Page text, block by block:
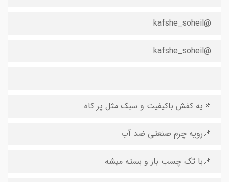
@kafshe_soheil
@kafshe_soheil ‌
📌یه کفش باکیفیت و سبک مثل پر کاه
📌رویه چرم صنعتی ضد آب
📌با تک چسب باز و بسته میشه